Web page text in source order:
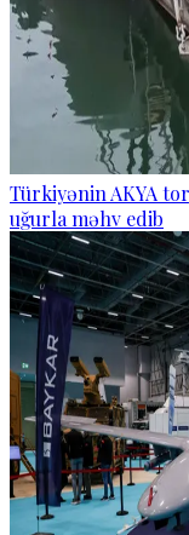
Türkiyənin AKYA
uğurla məhv edib